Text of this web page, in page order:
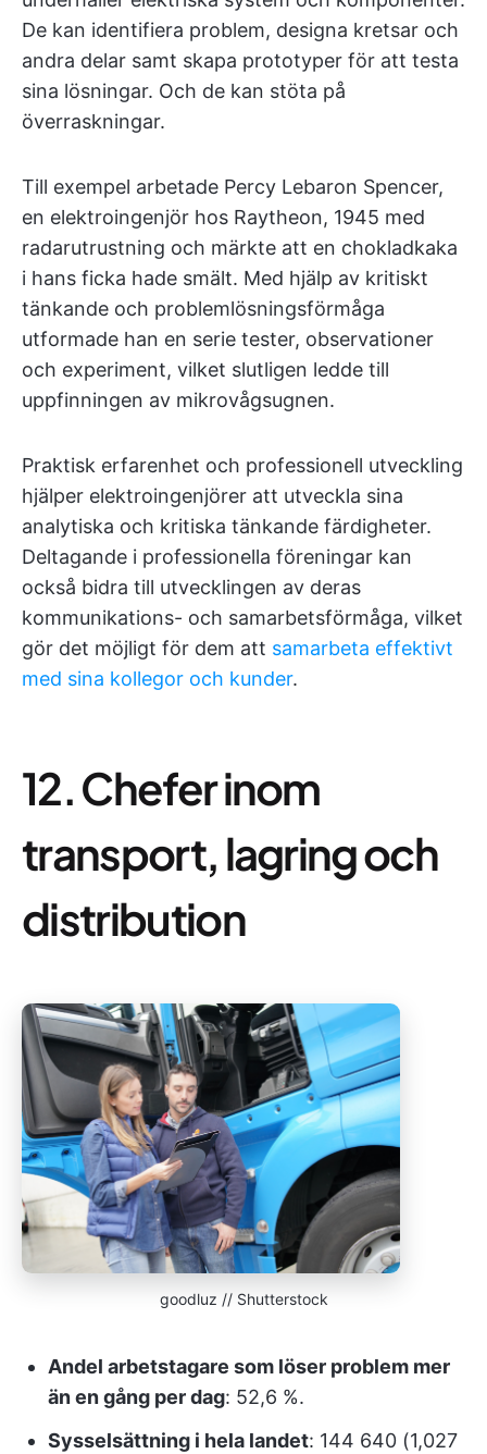
De kan identifiera problem, designa kretsar och
andra delar samt skapa prototyper för att testa
sina lösningar. Och de kan stöta på
överraskningar.
Till exempel arbetade Percy Lebaron Spencer,
en elektroingenjör hos Raytheon, 1945 med
radarutrustning och märkte att en chokladkaka
i hans ficka hade smält. Med hjälp av kritiskt
tänkande och problemlösningsförmåga
utformade han en serie tester, observationer
och experiment, vilket slutligen ledde till
uppfinningen av mikrovågsugnen.
Praktisk erfarenhet och professionell utveckling
hjälper elektroingenjörer att utveckla sina
analytiska och kritiska tänkande färdigheter.
Deltagande i professionella föreningar kan
också bidra till utvecklingen av deras
kommunikations- och samarbetsförmåga, vilket
gör det möjligt för dem att samarbeta effektivt
med sina kollegor och kunder.
12. Chefer inom
transport, lagring och
distribution
goodluz // Shutterstock
Andel arbetstagare som löser problem mer
än en gång per dag: 52,6 %.
Sysselsättning i hela landet: 144 640 (1,027